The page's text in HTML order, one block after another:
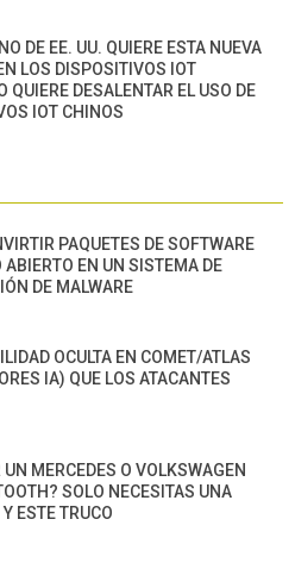
DE EE. UU. QUIERE ESTA NUEVA
LOS DISPOSITIVOS IOT
QUIERE DESALENTAR EL USO DE
IOT CHINOS
PAQUETES DE SOFTWARE
ABIERTO EN UN SISTEMA DE
DE MALWARE
OCULTA EN COMET/ATLAS
IA) QUE LOS ATACANTES
MERCEDES O VOLKSWAGEN
SOLO NECESITAS UNA
ESTE TRUCO